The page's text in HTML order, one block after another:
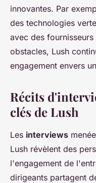
innovantes. Par
des technologies
avec des
obstacles, Lush
engagement envers
Récits
clés de Lush
Les interviews
Lush révèlent des
l'engagement de
dirigeants partagent